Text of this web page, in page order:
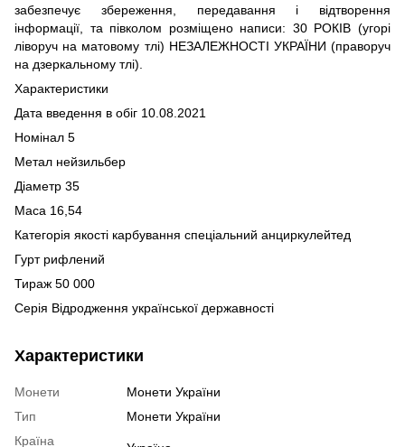
забезпечує збереження, передавання і відтворення
інформації, та півколом розміщено написи: 30 РОКІВ (угорі
ліворуч на матовому тлі) НЕЗАЛЕЖНОСТІ УКРАЇНИ (праворуч
на дзеркальному тлі).
Характеристики
Дата введення в обіг 10.08.2021
Номінал 5
Метал нейзильбер
Діаметр 35
Маса 16,54
Категорія якості карбування спеціальний анциркулейтед
Гурт рифлений
Тираж 50 000
Серія Відродження української державності
Характеристики
Монети
Монети України
Тип
Монети України
Країна